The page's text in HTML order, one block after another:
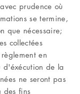
prudence où
se termine,
que nécessaire;
collectées
en
d'éxécution de la
ne seront pas
des fins